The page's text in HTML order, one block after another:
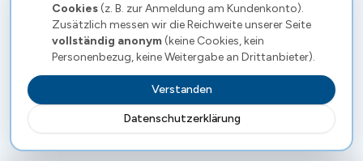
Cookies(z. B. zur Anmeldung am Kundenkonto).
Zusätzlich messen wir die Reichweite unserer Seite
vollständig anonym (keine Cookies, kein
Personenbezug, keine Weitergabe an Drittanbieter).
Datenschutzerklärung
Verstanden